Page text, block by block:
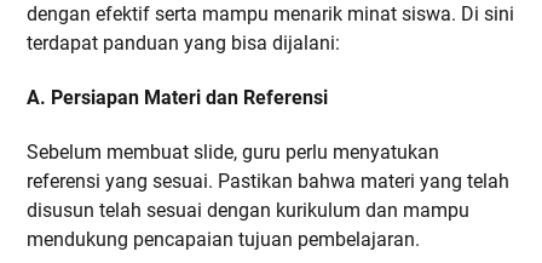
dengan efektif serta mampu menarik minat siswa. Di sini
terdapat panduan yang bisa dijalani:
A. Persiapan Materi dan Referensi
Sebelum membuat slide, guru perlu menyatukan
referensi yang sesuai. Pastikan bahwa materi yang telah
disusun telah sesuai dengan kurikulum dan mampu
mendukung pencapaian tujuan pembelajaran.